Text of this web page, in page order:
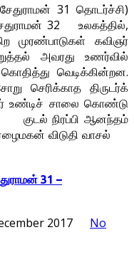
31 தொடர்ச்சி)
32 உலகத்தில்,
முரண்பாடுகள் கவிஞர்
அவரது உணர்வில்
வெடிக்கின்றன.
செரிக்காத திருடர்க்
சாலை கொண்டு
குடல் நிரப்பி ஆனந்தம்
விடுதி வாசல்
31 –
2017
No